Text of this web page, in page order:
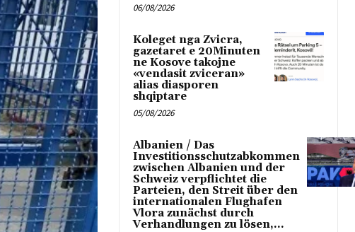
06/08/2026
Koleget nga Zvicra,
gazetaret e 20Minuten
ne Kosove takojne
«vendasit zviceran»
alias diasporen
shqiptare
05/08/2026
Albanien / Das
Investitionsschutzabkommen
zwischen Albanien und der
Schweiz verpflichtet die
Parteien, den Streit über den
internationalen Flughafen
Vlora zunächst durch
Verhandlungen zu lösen,...